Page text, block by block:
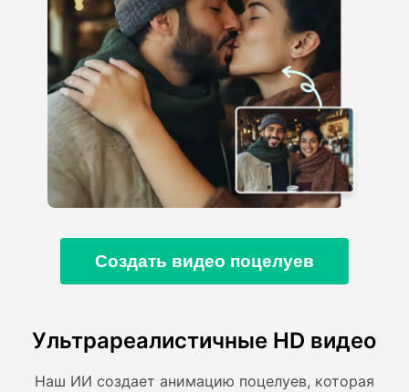
Создать видео поцелуев
Ультрареалистичные HD видео
Наш ИИ создает анимацию поцелуев, которая